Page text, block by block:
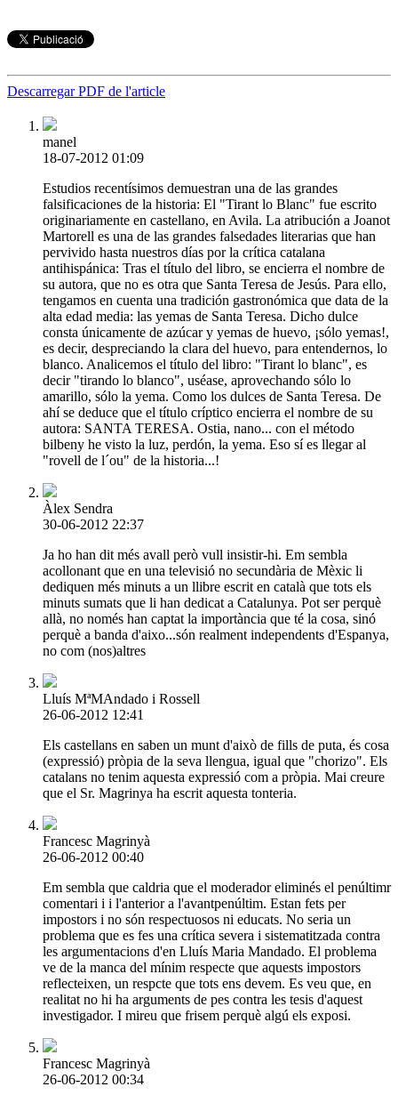
Descarregar PDF de l'article
manel
18-07-2012 01:09
Estudios recentísimos demuestran una de las grandes
falsificaciones de la historia: El "Tirant lo Blanc" fue escrito
originariamente en castellano, en Avila. La atribución a Joanot
Martorell es una de las grandes falsedades literarias que han
pervivido hasta nuestros días por la crítica catalana
antihispánica: Tras el título del libro, se encierra el nombre de
su autora, que no es otra que Santa Teresa de Jesús. Para ello,
tengamos en cuenta una tradición gastronómica que data de la
alta edad media: las yemas de Santa Teresa. Dicho dulce
consta únicamente de azúcar y yemas de huevo, ¡sólo yemas!,
es decir, despreciando la clara del huevo, para entendernos, lo
blanco. Analicemos el título del libro: "Tirant lo blanc", es
decir "tirando lo blanco", uséase, aprovechando sólo lo
amarillo, sólo la yema. Como los dulces de Santa Teresa. De
ahí se deduce que el título críptico encierra el nombre de su
autora: SANTA TERESA. Ostia, nano... con el método
bilbeny he visto la luz, perdón, la yema. Eso sí es llegar al
"rovell de l´ou" de la historia...!
Àlex Sendra
30-06-2012 22:37
Ja ho han dit més avall però vull insistir-hi. Em sembla
acollonant que en una televisió no secundària de Mèxic li
dediquen més minuts a un llibre escrit en català que tots els
minuts sumats que li han dedicat a Catalunya. Pot ser perquè
allà, no només han captat la importància que té la cosa, sinó
perquè a banda d'aixo...són realment independents d'Espanya,
no com (nos)altres
Lluís MªMAndado i Rossell
26-06-2012 12:41
Els castellans en saben un munt d'això de fills de puta, és cosa
(expressió) pròpia de la seva llengua, igual que "chorizo". Els
catalans no tenim aquesta expressió com a pròpia. Mai creure
que el Sr. Magrinya ha escrit aquesta tonteria.
Francesc Magrinyà
26-06-2012 00:40
Em sembla que caldria que el moderador eliminés el penúltimr
comentari i i l'anterior a l'avantpenúltim. Estan fets per
impostors i no són respectuosos ni educats. No seria un
problema que es fes una crítica severa i sistematitzada contra
les argumentacions d'en Lluís Maria Mandado. El problema
ve de la manca del mínim respecte que aquests impostors
reflecteixen, un respcte que tots ens devem. Es veu que, en
realitat no hi ha arguments de pes contra les tesis d'aquest
investigador. I mireu que frisem perquè algú els exposi.
Francesc Magrinyà
26-06-2012 00:34